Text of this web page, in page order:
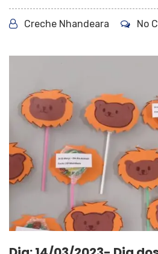
Creche Nhandeara No